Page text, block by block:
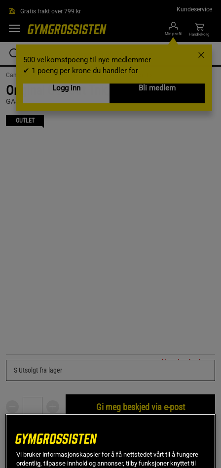
Gratis frakt over 799 kr Kundeservice
Min profil
500 velkomstpoeng til nye medlemmer
✔ 1 poeng per krone du handler for
Logg inn
Bli medlem
Handlekorg
Campaigns / Outlet / outlet-treningsklaer / Outlet for han
Original Cut Out Tnk, Black, S
GASP
OUTLET
Utsolgt fra lager
S Utsolgt fra lager
Gi meg beskjed via e-post
!
Dette produktet er dessverre ikke i lager. Få beskjed når
Vi bruker informasjonskapsler for å få nettstedet vårt til å fungere
ordentlig, tilpasse innhold og annonser, tilby funksjoner knyttet til